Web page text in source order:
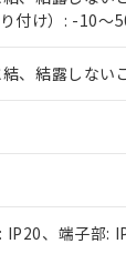
付け）: -10～
、結露しないこ
IP20、端子部: